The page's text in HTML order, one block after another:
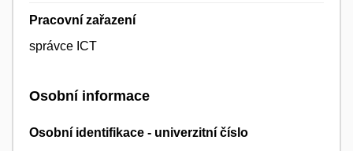
Pracovní zařazení
správce ICT
Osobní informace
Osobní identifikace - univerzitní číslo